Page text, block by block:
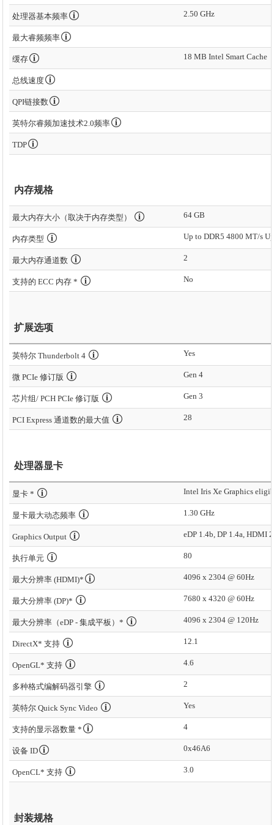
处理器基本频率 2.50 GHz
最大睿频频率
缓存 18 MB Intel Smart Cache
总线速度
QPI链接数
英特尔睿频加速技术2.0频率
TDP
内存规格
最大内存大小（取决于内存类型） 64 GB
内存类型
最大内存通道数 2
支持的 ECC 内存 * No
扩展选项
英特尔 Thunderbolt 4 Yes
微 PCIe 修订版 Gen 4
芯片组/ PCH PCIe 修订版 Gen 3
PCI Express 通道数的最大值 28
处理器显卡
显卡 * Intel Iris Xe Graphics
显卡最大动态频率 1.30 GHz
Graphics Output eDP 1.4b, DP 1.4a, HDMI
执行单元 80
最大分辨率 (HDMI)* 4096 x 2304 @ 60Hz
最大分辨率 (DP)* 7680 x 4320 @ 60Hz
最大分辨率（eDP - 集成平板）* 4096 x 2304 @ 120Hz
DirectX* 支持 12.1
OpenGL* 支持 4.6
多种格式编解码器引擎 2
英特尔 Quick Sync Video Yes
支持的显示器数量 * 4
设备 ID 0x46A6
OpenCL* 支持 3.0
封装规格